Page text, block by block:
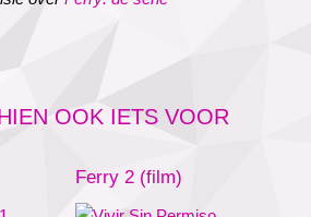
OOK IETS VOOR
Ferry 2 (film)